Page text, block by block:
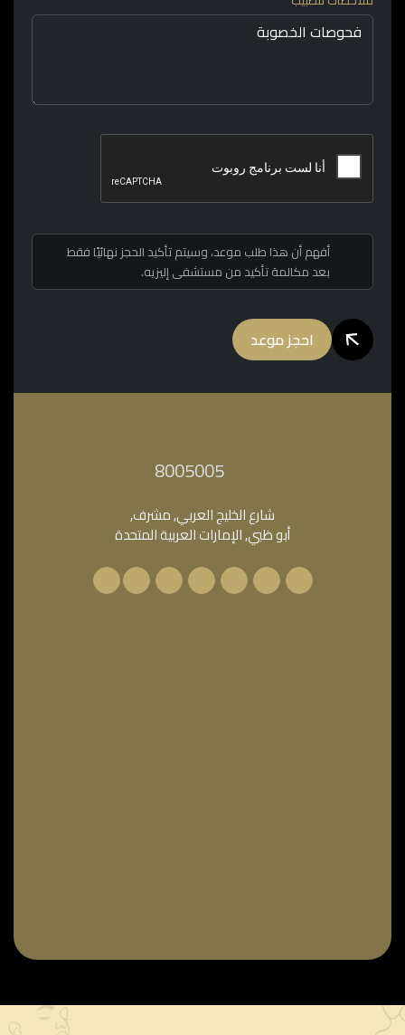
أفهم أن هذا طلب موعد، وسيتم تأكيد الحجز نهائيًا فقط
بعد مكالمة تأكيد من مستشفى إليزيه.
احجز موعد
شارع الخليج العربي, مشرف,
أبو ظبي, الإمارات العربية المتحدة